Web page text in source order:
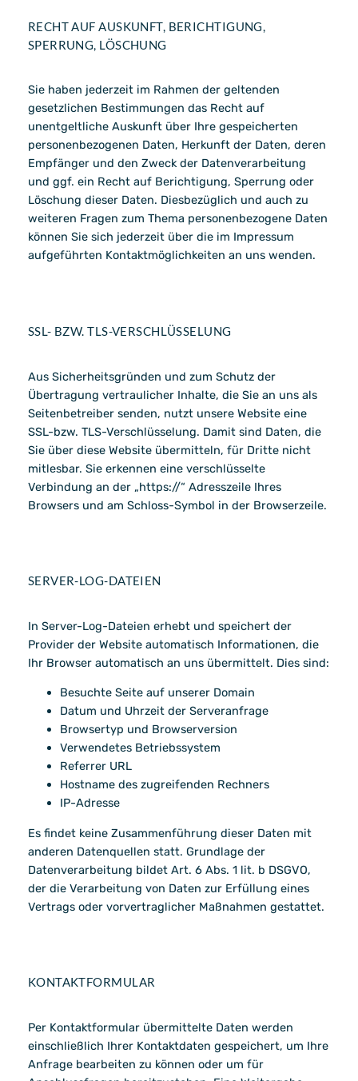
RECHT AUF AUSKUNFT, BERICHTIGUNG,
SPERRUNG, LÖSCHUNG
Sie haben jederzeit im Rahmen der geltenden
gesetzlichen Bestimmungen das Recht auf
unentgeltliche Auskunft über Ihre gespeicherten
personenbezogenen Daten, Herkunft der Daten, deren
Empfänger und den Zweck der Datenverarbeitung
und ggf. ein Recht auf Berichtigung, Sperrung oder
Löschung dieser Daten. Diesbezüglich und auch zu
weiteren Fragen zum Thema personenbezogene Daten
können Sie sich jederzeit über die im Impressum
aufgeführten Kontaktmöglichkeiten an uns wenden.
SSL- BZW. TLS-VERSCHLÜSSELUNG
Aus Sicherheitsgründen und zum Schutz der
Übertragung vertraulicher Inhalte, die Sie an uns als
Seitenbetreiber senden, nutzt unsere Website eine
SSL-bzw. TLS-Verschlüsselung. Damit sind Daten, die
Sie über diese Website übermitteln, für Dritte nicht
mitlesbar. Sie erkennen eine verschlüsselte
Verbindung an der „https://“ Adresszeile Ihres
Browsers und am Schloss-Symbol in der Browserzeile.
SERVER-LOG-DATEIEN
In Server-Log-Dateien erhebt und speichert der
Provider der Website automatisch Informationen, die
Ihr Browser automatisch an uns übermittelt. Dies sind:
Besuchte Seite auf unserer Domain
Datum und Uhrzeit der Serveranfrage
Browsertyp und Browserversion
Verwendetes Betriebssystem
Referrer URL
Hostname des zugreifenden Rechners
IP-Adresse
Es findet keine Zusammenführung dieser Daten mit
anderen Datenquellen statt. Grundlage der
Datenverarbeitung bildet Art. 6 Abs. 1 lit. b DSGVO,
der die Verarbeitung von Daten zur Erfüllung eines
Vertrags oder vorvertraglicher Maßnahmen gestattet.
KONTAKTFORMULAR
Per Kontaktformular übermittelte Daten werden
einschließlich Ihrer Kontaktdaten gespeichert, um Ihre
Anfrage bearbeiten zu können oder um für